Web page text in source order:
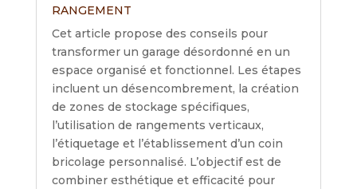
RANGEMENT
Cet article propose des conseils pour
transformer un garage désordonné en un
espace organisé et fonctionnel. Les étapes
incluent un désencombrement, la création
de zones de stockage spécifiques,
l’utilisation de rangements verticaux,
l’étiquetage et l’établissement d’un coin
bricolage personnalisé. L’objectif est de
combiner esthétique et efficacité pour